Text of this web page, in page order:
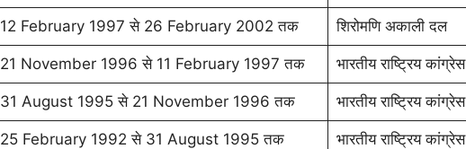
12 February 1997 से 26 February 2002 तक शिरोमणि अकाली दल
21 November 1996 से 11 February 1997 तक भारतीय राष्ट्रिय कांग्रेस
31 August 1995 से 21 November 1996 तक भारतीय राष्ट्रिय कांग्रेस
25 February 1992 से 31 August 1995 तक भारतीय राष्ट्रिय कांग्रेस